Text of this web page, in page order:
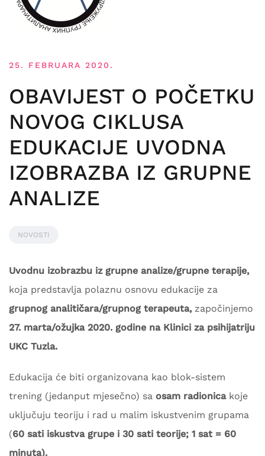
25. FEBRUARA 2020.
OBAVIJEST O POČETKU
NOVOG CIKLUSA
EDUKACIJE UVODNA
IZOBRAZBA IZ GRUPNE
ANALIZE
NOVOSTI
Uvodnu izobrazbu iz grupne analize/grupne terapije,
koja predstavlja polaznu osnovu edukacije za
grupnog analitičara/grupnog terapeuta, započinjemo
27. marta/ožujka 2020. godine na Klinici za psihijatriju
UKC Tuzla.
Edukacija će biti organizovana kao blok-sistem
trening (jedanput mjesečno) sa osam radionica koje
uključuju teoriju i rad u malim iskustvenim grupama
(60 sati iskustva grupe i 30 sati teorije; 1 sat = 60
minuta).